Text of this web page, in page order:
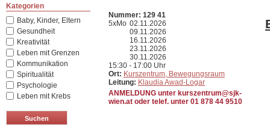
Kategorien
Baby, Kinder, Eltern
Gesundheit
Kreativität
Leben mit Grenzen
Kommunikation
Spiritualität
Psychologie
Leben mit Krebs
Nummer: 129 41
5xMo 02.11.2026
09.11.2026
16.11.2026
23.11.2026
30.11.2026
15:30 - 17:00 Uhr
Ort: Kurszentrum, Bewegungsraum
Leitung: Klaudia Awad-Logar
ANMELDUNG unter kurszentrum@sjk-
wien.at oder telef. unter 01 878 44 9510